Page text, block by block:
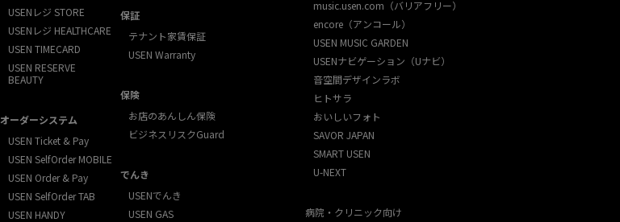
USENレジ STORE
USENレジ HEALTHCARE
USEN TIMECARD
USEN RESERVE
BEAUTY
オーダーシステム
USEN Ticket & Pay
USEN SelfOrder MOBILE
USEN Order & Pay
USEN SelfOrder TAB
USEN HANDY
保証
テナント家賃保証
USEN Warranty
保険
お店のあんしん保険
ビジネスリスクGuard
でんき
USENでんき
USEN GAS
music.usen.com（バリアフリー）
encore（アンコール）
USEN MUSIC GARDEN
USENナビゲーション（Uナビ）
音空間デザインラボ
ヒトサラ
おいしいフォト
SAVOR JAPAN
SMART USEN
U-NEXT
病院・クリニック向け